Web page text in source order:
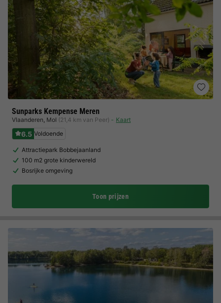
Sunparks Kempense Meren
Vlaanderen, Mol (21,4 km van Peer) Kaart
6.5 Voldoende
Attractiepark Bobbejaanland
100 m2 grote kinderwereld
Bosrijke omgeving
Toon prijzen